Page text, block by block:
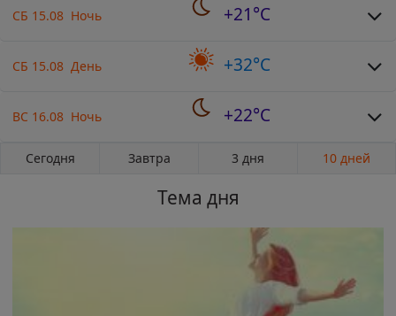
СБ 15.08 Ночь +21°C
СБ 15.08 День +32°C
ВС 16.08 Ночь +22°C
Сегодня Завтра 3 дня 10 дней
Тема дня